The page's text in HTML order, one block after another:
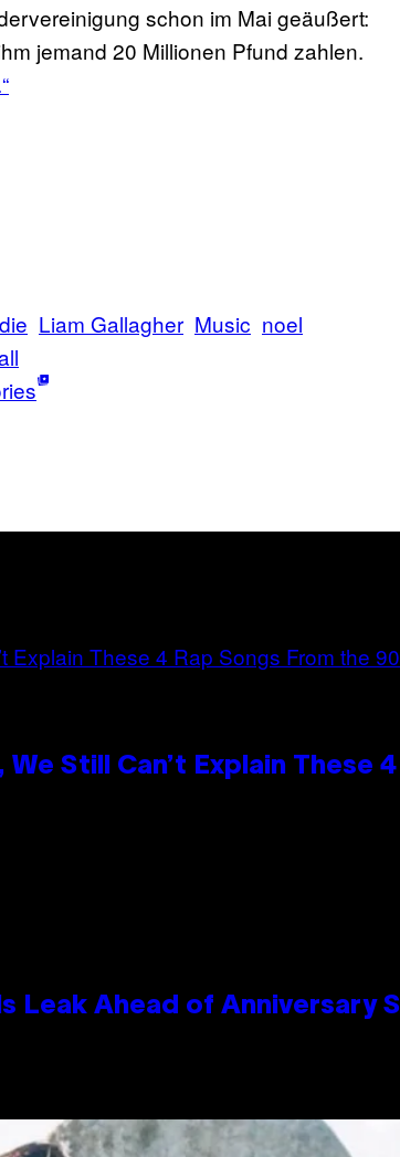
schon im Mai geäußert:
jemand 20 Millionen Pfund zahlen.
Liam Gallagher Music noel
Still Can’t Explain These
Leak Ahead of Anniversary